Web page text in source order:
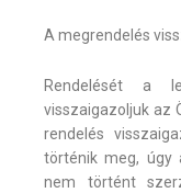
A megrendelés
Rendelését a
visszaigazoljuk az
rendelés
történik meg, úgy
nem történt